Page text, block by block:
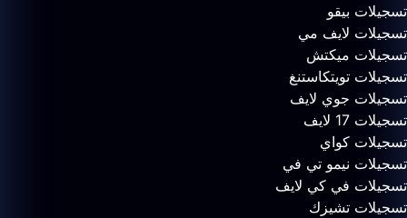
تسجيلات بيقو
تسجيلات لايف مي
تسجيلات ميكتش
تسجيلات تويتكاستنغ
تسجيلات جوي لايف
تسجيلات 17 لايف
تسجيلات كواي
تسجيلات نيمو تي في
تسجيلات في كي لايف
تسجيلات تشيزك